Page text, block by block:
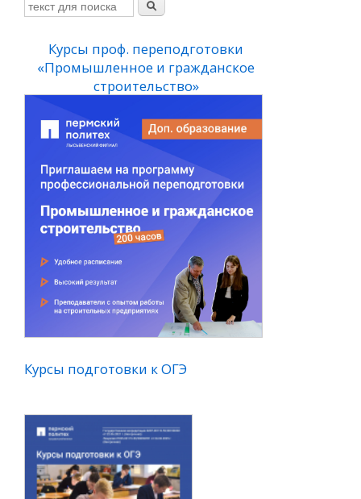
проф. переподготовки
и гражданское
строительство»
Курсы подготовки к
вступительным
испытаниям вуза
к ОГЭ Курсы подготовки к ЕГЭ